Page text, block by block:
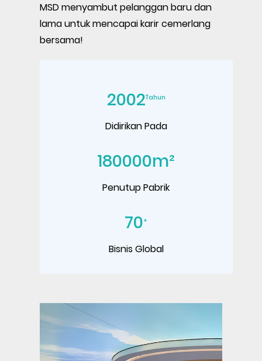
MSD menyambut pelanggan baru dan
lama untuk mencapai karir cemerlang
bersama!
2002Tahun
Didirikan Pada
180000m²
Penutup Pabrik
70+
Bisnis Global